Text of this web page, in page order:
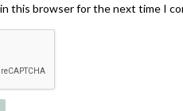
in this browser for the next time I